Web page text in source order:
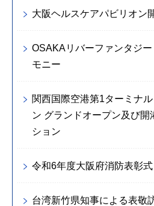
大阪ヘルスケアパビリオン
OSAKAリバーファンタジ
モニー
関西国際空港第1ターミナ
ン グランドオープン及び
ション
令和6年度大阪府消防表彰式
台湾新竹県知事による表敬